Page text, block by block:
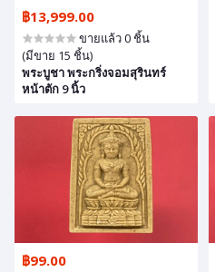
฿13,999.00
ขายแล้ว 0 ชิ้น
(มีขาย 15 ชิ้น)
พระบูชา พระกริ่งจอมสุรินทร์
หน้าตัก 9 นิ้ว
฿99.00